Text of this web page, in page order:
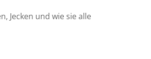
Jecken und wie sie alle